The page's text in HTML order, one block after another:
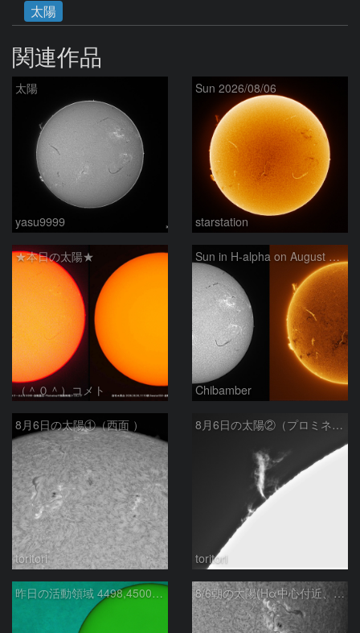
太陽
関連作品
太陽
yasu9999
Sun 2026/08/06
starstation
★本日の太陽★
（＾０＾）コメト
Sun in H-alpha on August 6, 2026
Chibamber
8月6日の太陽①（西面 ）
toritori
8月6日の太陽②（プロミネン北東縁 ）
toritori
昨日の活動領域 4498,4500：2026/08/05 8/6朝の太陽(Hα中心付近、4498、4502付近)